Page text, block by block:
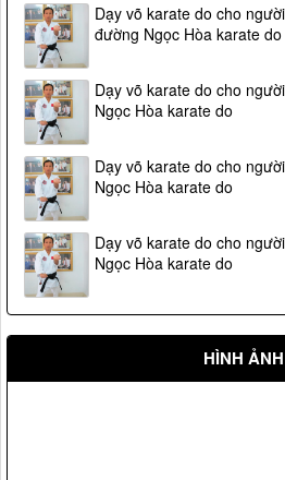
Dạy võ karate do cho
đường Ngọc Hòa karate do
Dạy võ karate do cho
Ngọc Hòa karate do
Dạy võ karate do cho
Ngọc Hòa karate do
Dạy võ karate do cho
Ngọc Hòa karate do
HÌNH ẢNH